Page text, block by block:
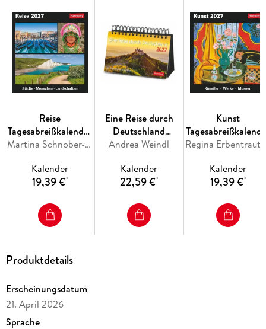
Reise
Tagesabreißkalender
2027 -
Städte, Menschen,
Landschaften
Martina Schnober-Sen, Bernd Biege
Kalender
19,39 €*
Eine Reise durch
Deutschland
Premiumkalender
faszinierende
Fotografien
Andrea Weindl
Kalender
22,59 €*
Kunst
2027 -
Künstler, Werke,
Museen
Kalender
19,39 €*
Produktdetails
Erscheinungsdatum
21. April 2026
Sprache